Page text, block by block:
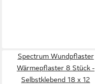
Spectrum Wundpflaster
Wärmepflaster 8 Stück -
Selbstklebend 18 x 12